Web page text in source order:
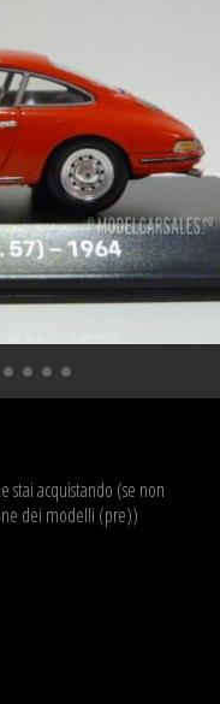
stai acquistando (se non
dei modelli (pre))